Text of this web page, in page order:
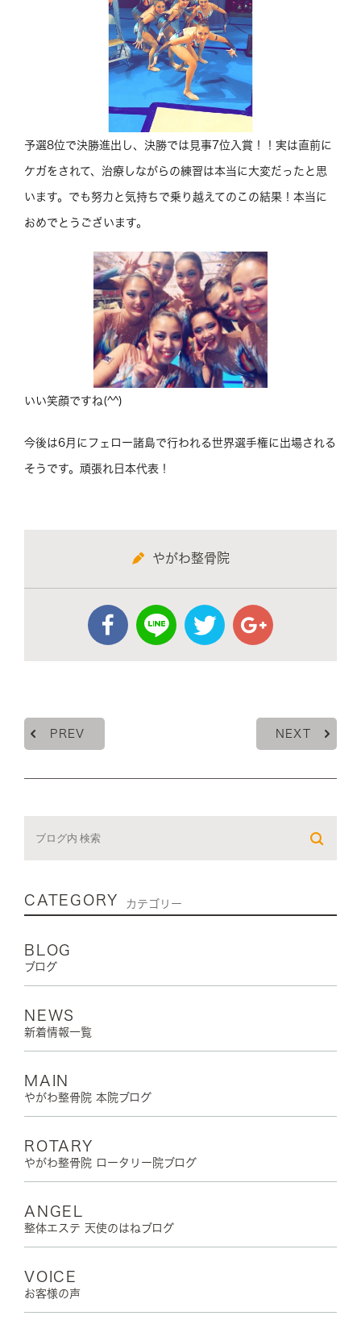
予選8位で決勝進出し、決勝では見事7位入賞！！実は直前に
ケガをされて、治療しながらの練習は本当に大変だったと思
います。でも努力と気持ちで乗り越えてのこの結果！本当に
おめでとうございます。
いい笑顔ですね(^^)
今後は6月にフェロー諸島で行われる世界選手権に出場される
そうです。頑張れ日本代表！
やがわ整骨院
PREV NEXT
CATEGORY カテゴリー
BLOG
ブログ
NEWS
新着情報一覧
MAIN
やがわ整骨院 本院ブログ
ROTARY
やがわ整骨院 ロータリー院ブログ
ANGEL
整体エステ 天使のはねブログ
VOICE
お客様の声